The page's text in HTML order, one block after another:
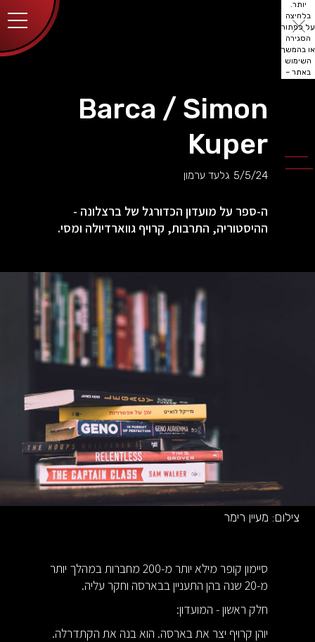
יותר.
בלחיצה
על כפתור
הסגירה
או בהמשך
השימוש
באתר –
Barca / Simon
Kuper
5/5/24 גלעד ערמון
ה-ספר על מועדון הכדורגל של ברצלונה -
ההיסטוריה, התרבות, קרויף גווארדיולה ומסי.
צילום: מעיין רימר
סיימון קופר מילא יותר מ-200 מחברות במהלך יותר
מ-20 שנה בהן התעניין בבארסה וחקר עליה.
חלק ראשון - המועדון:
יוהן קרויף יצר את בארסה. הוא בנה את הקתדרלה.